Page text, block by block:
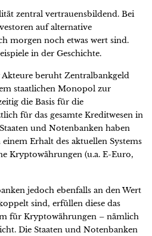
zentral vertrauensbildend. Bei
auf alternative
morgen noch etwas wert sind.
in der Geschichte.
beruht Zentralbankgeld
staatlichen Monopol zur
die Basis für die
für das gesamte Kreditwesen in
und Notenbanken haben
Erhalt des aktuellen Systems
Kryptowährungen (u.a. E-Euro,
jedoch ebenfalls an den Wert
sind, erfüllen diese das
für Kryptowährungen – nämlich
Die Staaten und Notenbanken